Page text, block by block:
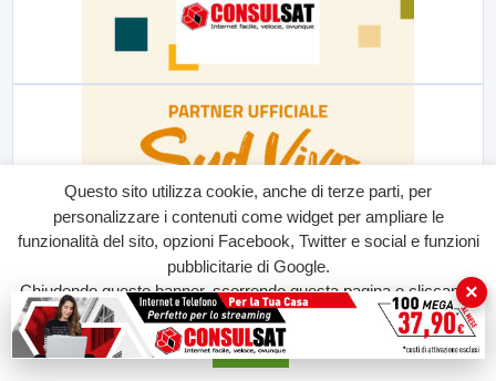
Questo sito utilizza cookie, anche di terze parti, per
personalizzare i contenuti come widget per ampliare le
funzionalità del sito, opzioni Facebook, Twitter e social e funzioni
pubblicitarie di Google.
Chiudendo questo banner, scorrendo questa pagina o cliccando
su qualunque suo elemento acconsenti all'uso dei cookie.
Accetta
×